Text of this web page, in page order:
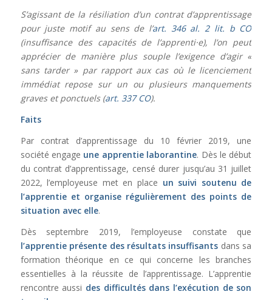
S’agissant de la résiliation d’un contrat d’apprentissage
pour juste motif au sens de l’art. 346 al. 2 lit. b CO
(insuffisance des capacités de l’apprenti·e), l’on peut
apprécier de manière plus souple l’exigence d’agir «
sans tarder » par rapport aux cas où le licenciement
immédiat repose sur un ou plusieurs manquements
graves et ponctuels (art. 337 CO).
Faits
Par contrat d’apprentissage du 10 février 2019, une
société engage une apprentie laborantine. Dès le début
du contrat d’apprentissage, censé durer jusqu’au 31 juillet
2022, l’employeuse met en place un suivi soutenu de
l’apprentie et organise régulièrement des points de
situation avec elle.
Dès septembre 2019, l’employeuse constate que
l’apprentie présente des résultats insuffisants dans sa
formation théorique en ce qui concerne les branches
essentielles à la réussite de l’apprentissage. L’apprentie
rencontre aussi des difficultés dans l’exécution de son